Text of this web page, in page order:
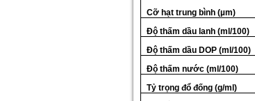
Cỡ hạt trung bình (µm)
Độ thấm dầu lanh (ml/100)
Độ thấm dầu DOP (ml/100)
Độ thấm nước (ml/100)
Tỷ trọng đổ đống (g/ml)